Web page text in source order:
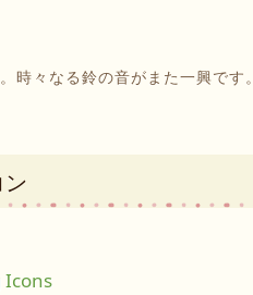
時々なる鈴の音がまた一興です。
Icons